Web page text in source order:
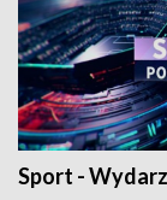
Sport -